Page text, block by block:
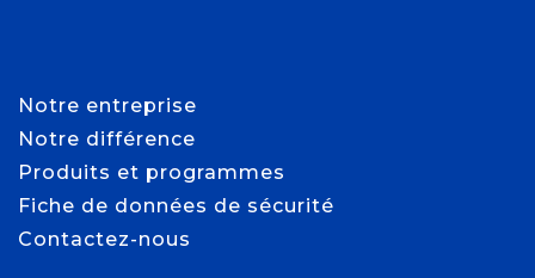
Notre entreprise
Notre différence
Produits et programmes
Fiche de données de sécurité
Contactez-nous